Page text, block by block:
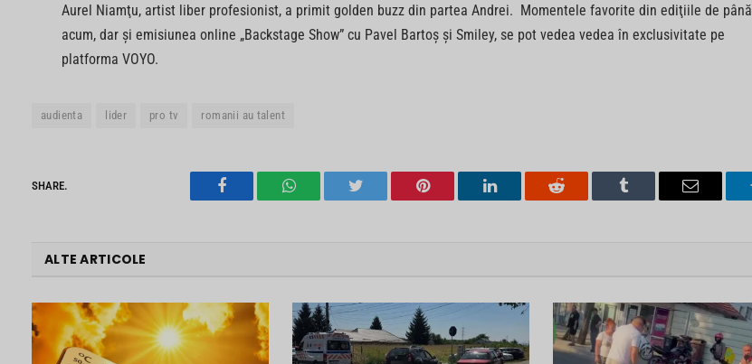
Aurel Niamţu, artist liber profesionist, a primit golden buzz din partea Andrei. Momentele favorite din ediţiile de până
acum, dar şi emisiunea online „Backstage Show” cu Pavel Bartoş şi Smiley, se pot vedea vedea în exclusivitate pe
platforma VOYO.
audienta lider pro tv romanii au talent
SHARE.
Facebook WhatsAppTwitter Pinterest LinkedIn Reddit Tumblr Email
ALTE ARTICOLE